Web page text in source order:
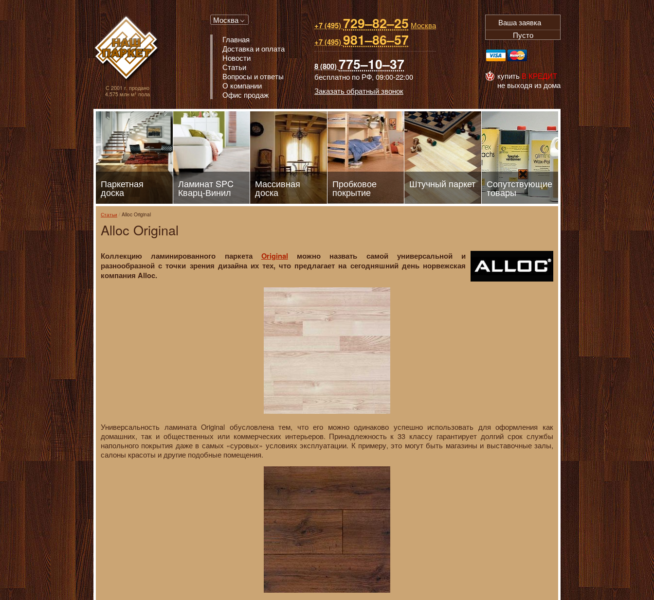
Паркет, Штучный паркет, Массивная доска, Ламинированный паркет
С 2001 г. продано
4.575 млн м² пола
Москва
Главная
Доставка и оплата
Новости
Статьи
Вопросы и ответы
О компании
Офис продаж
+7 (495)729–82–25 Москва
+7 (495)981–86–57
8 (800)775–10–37
бесплатно по РФ,09:00-22:00
Заказать обратный звонок
Ваша заявка
Пусто
купитьВ КРЕДИТ
не выходя из дома
Паркетная
доска
Ламинат SPC
Кварц-Винил
Массивная
доска
Пробковое
покрытие
Штучный паркет Сопутствующие
товары
Статьи Alloc Original
Alloc Original
Коллекцию ламинированного паркета Original можно назвать самой универсальной и
разнообразной с точки зрения дизайна их тех, что предлагает на сегодняшний день норвежская
компания Alloc.
Универсальность ламината Original обусловлена тем, что его можно одинаково успешно использовать для оформления как
домашних, так и общественных или коммерческих интерьеров. Принадлежность к 33 классу гарантирует долгий срок службы
напольного покрытия даже в самых «суровых» условиях эксплуатации. К примеру, это могут быть магазины и выставочные залы,
салоны красоты и другие подобные помещения.